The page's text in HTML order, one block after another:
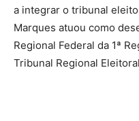
a integrar o tribunal
Marques atuou como
Regional Federal da 1ª
Tribunal Regional